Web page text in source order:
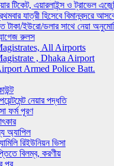
টিকেট, এয়ারলাইন্স ও ট্রাভেল
যাত্রী হিসেবে বিমানবন্দরে
টাকা/ইউরো/ডলার সাথে নেয়া
রুলস
All Airports
, Dhaka Airport
Armed Police Batt.
নেয়ার পদ্ধতি
ফর্ম পূরণ
অ্যাপিল
রিইউনিয়ন ভিসা
বিলম্ব, করণীয়
পর